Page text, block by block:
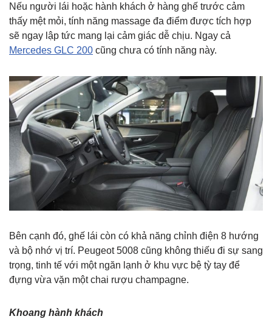
Nếu người lái hoặc hành khách ở hàng ghế trước cảm
thấy mệt mỏi, tính năng massage đa điểm được tích hợp
sẽ ngay lập tức mang lại cảm giác dễ chịu. Ngay cả
Mercedes GLC 200 cũng chưa có tính năng này.
Bên cạnh đó, ghế lái còn có khả năng chỉnh điện 8 hướng
và bộ nhớ vị trí. Peugeot 5008 cũng không thiếu đi sự sang
trọng, tinh tế với một ngăn lạnh ở khu vực bệ tỳ tay để
đựng vừa vặn một chai rượu champagne.
Khoang hành khách